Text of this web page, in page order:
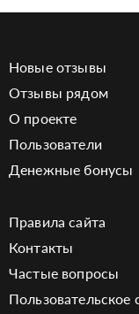
Новые отзывы
Отзывы рядом
О проекте
Пользователи
Денежные бонусы
Правила сайта
Контакты
Частые вопросы
Пользовательское